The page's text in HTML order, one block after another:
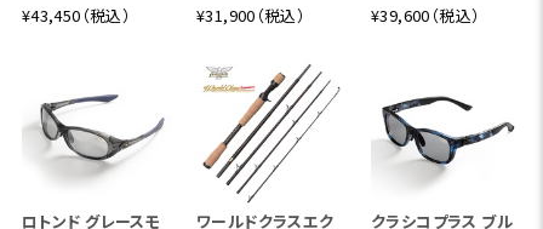
¥43,450（税込）
¥31,900（税込）
¥39,600（税込）
ロトンド グレースモ ワールドクラスエク クラシコプラス ブル